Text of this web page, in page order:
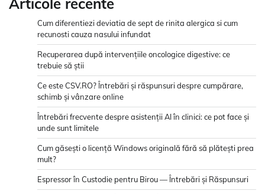
Articole recente
Cum diferentiezi deviatia de sept de rinita alergica si cum
recunosti cauza nasului infundat
Recuperarea după intervențiile oncologice digestive: ce
trebuie să știi
Ce este CSV.RO? Întrebări și răspunsuri despre cumpărare,
schimb și vânzare online
Întrebări frecvente despre asistenții AI în clinici: ce pot face și
unde sunt limitele
Cum găsești o licență Windows originală fără să plătești prea
mult?
Espressor în Custodie pentru Birou — Întrebări și Răspunsuri